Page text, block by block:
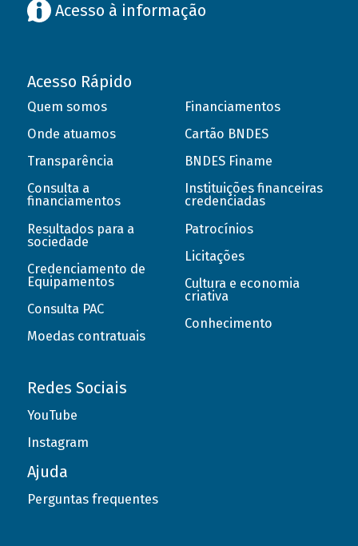
Acesso à informação
Acesso Rápido
Quem somos
Onde atuamos
Transparência
Consulta a
financiamentos
Resultados para a
sociedade
Credenciamento de
Equipamentos
Consulta PAC
Moedas contratuais
Financiamentos
Cartão BNDES
BNDES Finame
Instituições financeiras
credenciadas
Patrocínios
Licitações
Cultura e economia
criativa
Conhecimento
Redes Sociais
YouTube
Instagram
Ajuda
Perguntas frequentes